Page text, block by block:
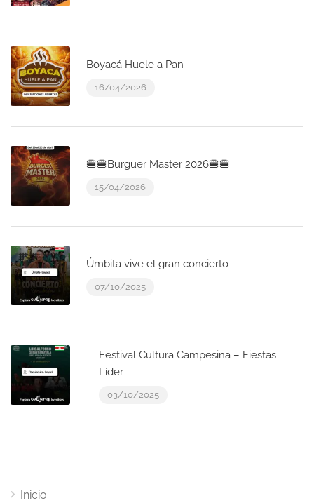
Boyacá Huele a Pan
16/04/2026
🍔🍔Burguer Master 2026🍔🍔
15/04/2026
Úmbita vive el gran concierto
07/10/2025
Festival Cultura Campesina – Fiestas
Líder
03/10/2025
Inicio